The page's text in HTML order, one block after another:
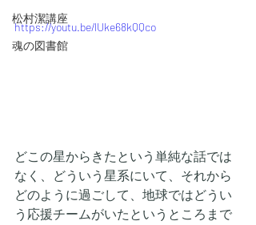
松村潔講座
魂の図書館
https://youtu.be/lUke68kQQco
どこの星からきたという単純な話では
なく、どういう星系にいて、それから
どのように過ごして、地球ではどうい
う応援チームがいたというところまで